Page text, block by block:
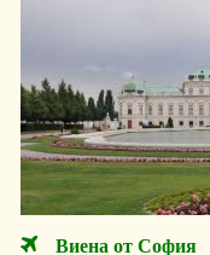
Виена от София